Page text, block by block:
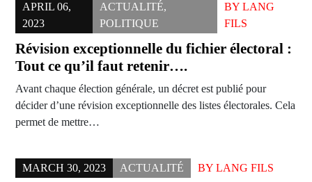
APRIL 06,
2023
ACTUALITÉ,
POLITIQUE
BYLANG
FILS
Révision exceptionnelle du fichier électoral :
Tout ce qu’il faut retenir….
Avant chaque élection générale, un décret est publié pour
décider d’une révision exceptionnelle des listes électorales. Cela
permet de mettre…
MARCH 30, 2023 ACTUALITÉ BY LANG FILS